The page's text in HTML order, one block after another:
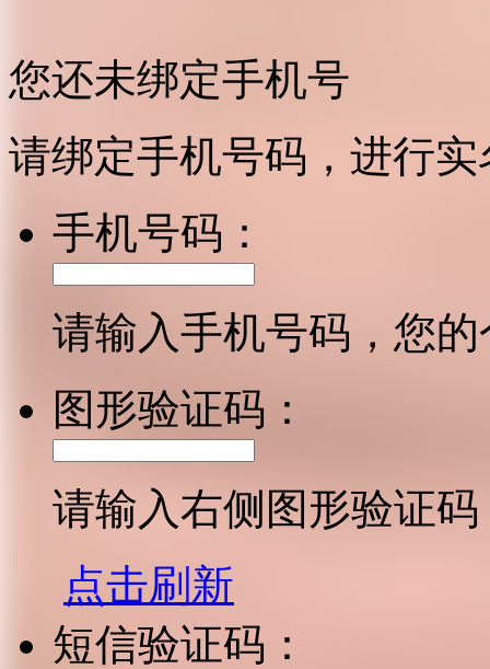
您还未绑定手机号
请绑定手机号码，进行
手机号码：
请输入手机号码，您
图形验证码：
请输入右侧图形验证码
点击刷新
短信验证码：